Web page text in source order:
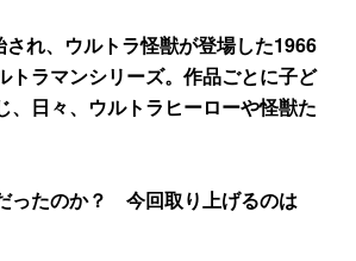
され、ウルトラ怪獣が登場した1966
トラマンシリーズ。作品ごとに子ど
、日々、ウルトラヒーローや怪獣た
ったのか？ 今回取り上げるのは